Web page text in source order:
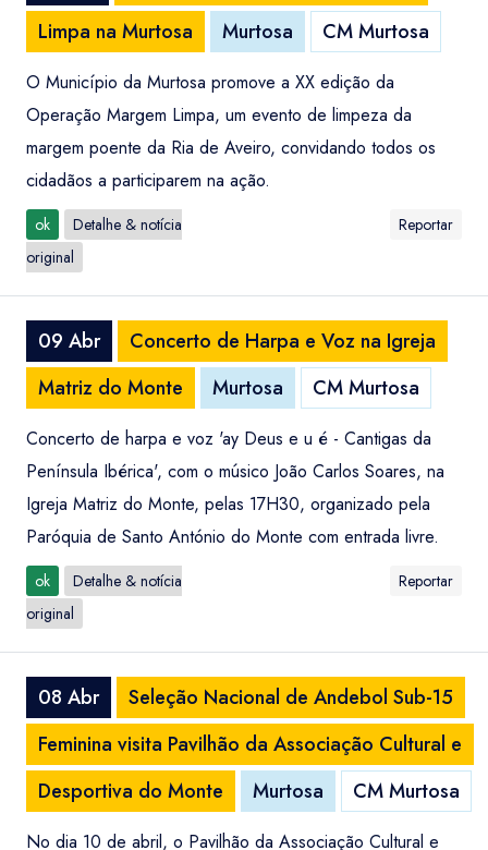
Limpa na Murtosa
Murtosa CM Murtosa
O Município da Murtosa promove a XX edição da
Operação Margem Limpa, um evento de limpeza da
margem poente da Ria de Aveiro, convidando todos os
cidadãos a participarem na ação.
ok
Detalhe & notícia
original
Reportar
09 Abr
Concerto de Harpa e Voz na Igreja
Matriz do Monte
Murtosa CM Murtosa
Concerto de harpa e voz 'ay Deus e u é - Cantigas da
Península Ibérica', com o músico João Carlos Soares, na
Igreja Matriz do Monte, pelas 17H30, organizado pela
Paróquia de Santo António do Monte com entrada livre.
ok
Detalhe & notícia
original
Reportar
08 Abr
Seleção Nacional de Andebol Sub-15
Feminina visita Pavilhão da Associação Cultural e
Desportiva do Monte
Murtosa CM Murtosa
No dia 10 de abril, o Pavilhão da Associação Cultural e